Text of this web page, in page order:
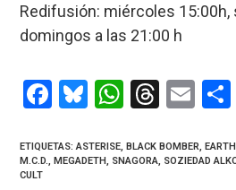
Redifusión: miércoles 15:00h,
domingos a las 21:00 h
F
ce
Bl
es
W
at
T
e
E
ail
ETIQUETAS:ASTERISE BLACK BOMBER
M.C.D.
MEGADETH SNAGORA SOZIEDAD
CULT